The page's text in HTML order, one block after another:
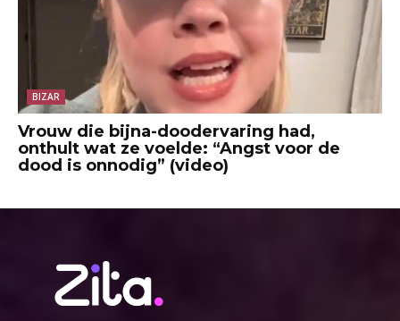
BIZAR
Vrouw die bijna-doodervaring had,
onthult wat ze voelde: “Angst voor de
dood is onnodig” (video)